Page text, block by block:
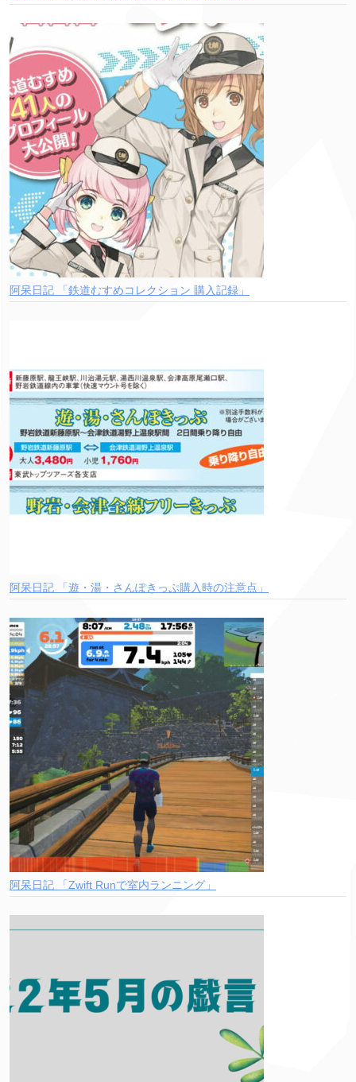
阿呆日記 「鉄道むすめコレクション 購入記録」
阿呆日記 「遊・湯・さんぽきっぷ購入時の注意点」
阿呆日記 「Zwift Runで室内ランニング」